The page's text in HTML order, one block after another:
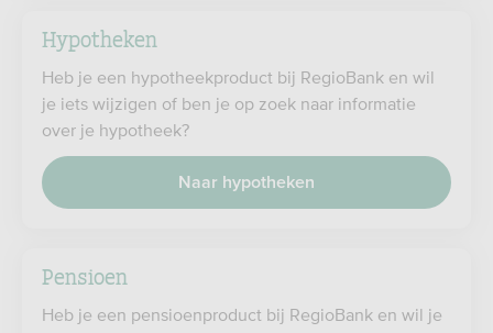
Hypotheken
Heb je een hypotheekproduct bij RegioBank en wil
je iets wijzigen of ben je op zoek naar informatie
over je hypotheek?
Naar hypotheken
Pensioen
Heb je een pensioenproduct bij RegioBank en wil je